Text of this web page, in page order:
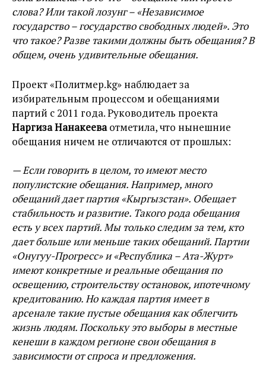
слова? Или такой лозунг – «Независимое
государство – государство свободных людей». Это
что такое? Разве такими должны быть обещания? В
общем, очень удивительные обещания.
Проект «Политмер.kg» наблюдает за
избирательным процессом и обещаниями
партий с 2011 года. Руководитель проекта
Наргиза Нанакееваотметила, что нынешние
обещания ничем не отличаются от прошлых:
— Если говорить в целом, то имеют место
популистские обещания. Например, много
обещаний дает партия «Кыргызстан». Обещает
стабильность и развитие. Такого рода обещания
есть у всех партий. Мы только следим за тем, кто
дает больше или меньше таких обещаний. Партии
«Онугуу-Прогресс» и «Республика – Ата-Журт»
имеют конкретные и реальные обещания по
освещению, строительству остановок, ипотечному
кредитованию. Но каждая партия имеет в
арсенале такие пустые обещания как облегчить
жизнь людям. Поскольку это выборы в местные
кенеши в каждом регионе свои обещания в
зависимости от спроса и предложения.